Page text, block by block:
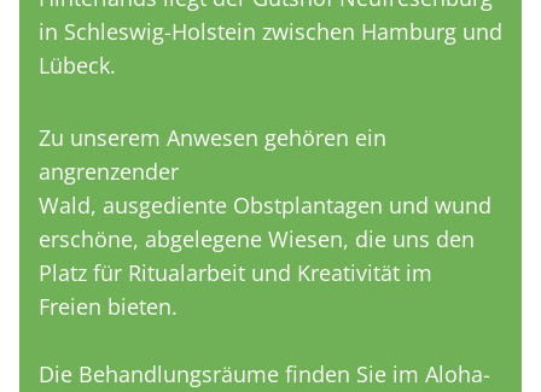
in Schleswig-Holstein zwischen Hamburg und
Lübeck.
Zu unserem Anwesen gehören ein
angrenzender
Wald, ausgediente Obstplantagen und wund
erschöne, abgelegene Wiesen, die uns den
Platz für Ritualarbeit und Kreativität im
Freien bieten.
Die Behandlungsräume finden Sie im Aloha-